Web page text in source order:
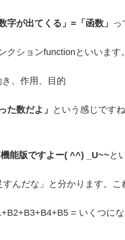
字が出てくる」=「函数」 っ
ションfunctionといいます。
、作用、目的
た数だよ」 という感じですね
能版ですよー( ^^) _U~~と
んだな」と分かります。こ
= いくつに